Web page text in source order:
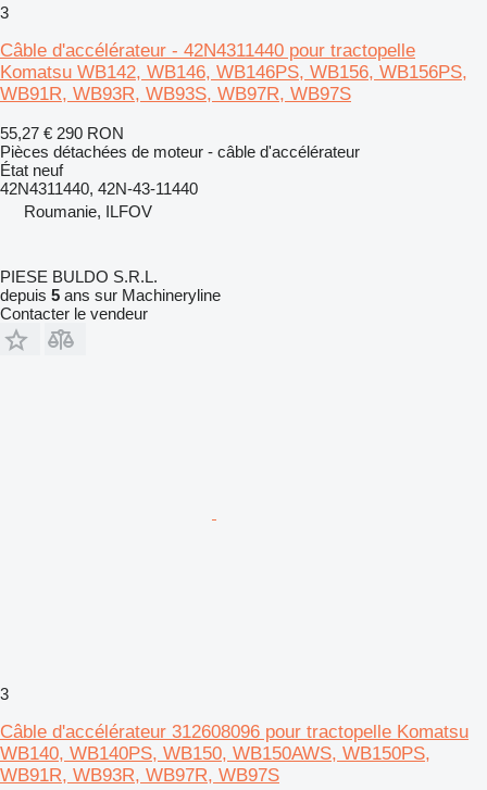
3
Câble d'accélérateur - 42N4311440 pour tractopelle
Komatsu WB142, WB146, WB146PS, WB156, WB156PS,
WB91R, WB93R, WB93S, WB97R, WB97S
55,27 € 290 RON
Pièces détachées de moteur - câble d'accélérateur
État neuf
42N4311440, 42N-43-11440
Roumanie, ILFOV
PIESE BULDO S.R.L.
depuis 5 ans sur Machineryline
Contacter le vendeur
3
Câble d'accélérateur 312608096 pour tractopelle Komatsu
WB140, WB140PS, WB150, WB150AWS, WB150PS,
WB91R, WB93R, WB97R, WB97S